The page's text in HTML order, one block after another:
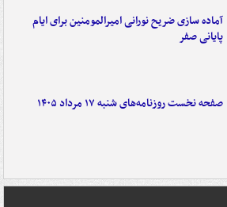
آماده سازی ضریح نورانی امیرالمومنین برای ایام
پایانی صفر
صفحه نخست روزنامه‌های شنبه ۱۷ مرداد ۱۴۰۵